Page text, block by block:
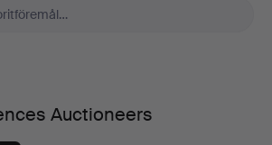
Auctioneers